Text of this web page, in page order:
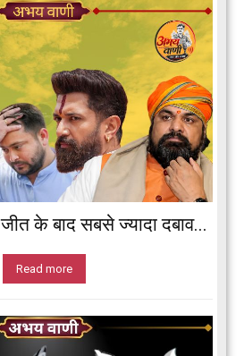
के बाद सबसे ज्यादा दबाव...
Read more